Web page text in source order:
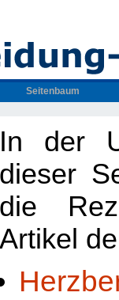
Seitenbaum
In der
dieser
die
Artikel